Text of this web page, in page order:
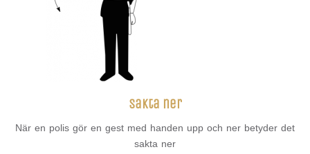
sakta ner
När en polis gör en gest med handen upp och ner betyder det
sakta ner